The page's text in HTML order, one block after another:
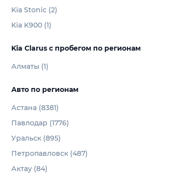
Kia Stonic (2)
Kia K900 (1)
Kia Clarus с пробегом по регионам
Алматы (1)
Авто по регионам
Астана (8381)
Павлодар (1776)
Уральск (895)
Петропавловск (487)
Актау (84)